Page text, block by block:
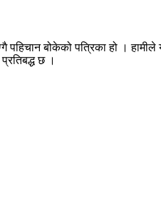
पहिचान बोकेको पत्रिका हो ।
छ ।